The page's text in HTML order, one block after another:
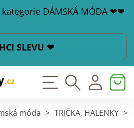
DÁMSKÁ MÓDA ❤❤
SLEVU ❤
móda > TRIČKA, HALENKY >